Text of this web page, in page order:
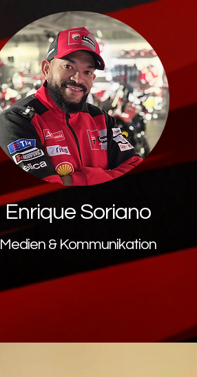
Enrique Soriano
Medien & Kommunikation